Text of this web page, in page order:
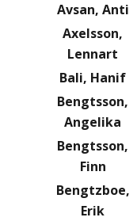
Avsan, Anti
Axelsson,
Lennart
Bali, Hanif
Bengtsson,
Angelika
Bengtsson,
Finn
Bengtzboe,
Erik